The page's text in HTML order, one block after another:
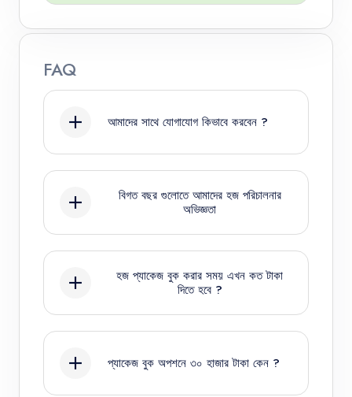
FAQ
আমাদের সাথে যোগাযোগ কিভাবে করবেন ?
বিগত বছর গুলোতে আমাদের হজ পরিচালনার
অভিজ্ঞতা
হজ প্যাকেজ বুক করার সময় এখন কত টাকা
দিতে হবে ?
অনুযায়ী নভেম্বর ২০২৪ এর মধ্যে প্রাথমিক
নিবন্ধন ফী ৩ লক্ষ টাকা পরিশোধ করতে হবে ।
প্যাকেজ বুক অপশনে ৩০ হাজার টাকা কেন ?